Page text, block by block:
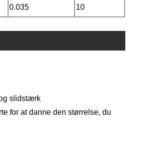
0.035 10
slidstærk
for at danne den størrelse, du